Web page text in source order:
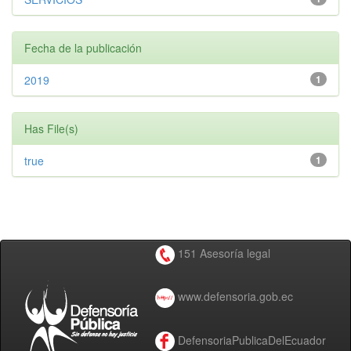
Fecha de la publicación
1
2019
Has File(s)
1
true
151 Asesoría legal
www.defensoria.gob.ec
DefensoriaPublicaDelEcuador